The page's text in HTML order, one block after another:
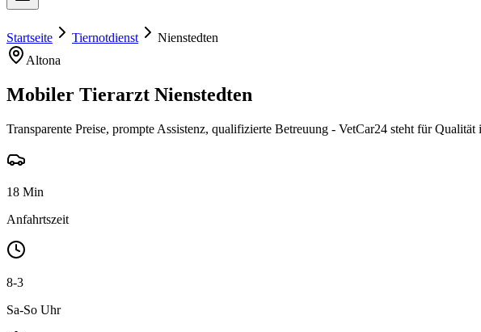
Startseite Tiernotdienst
Nienstedten
Altona
Mobiler Tierarzt Nienstedten
Transparente Preise, prompte Assistenz, qualifizierte Betreuung - VetCar24 steht für Qualität
18 Min
Anfahrtszeit
8-3
Sa-So Uhr